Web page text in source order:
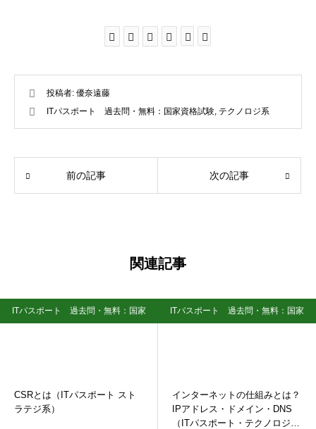
投稿者: 優奈遠藤
ITパスポート 過去問・無料：国家資格試験 テクノロジ系
前の記事 次の記事
関連記事
ITパスポート 過去問・無料：国家
CSRとは（ITパスポート スト
ラテジ系）
ITパスポート 過去問・無料：国家
インターネットの仕組みとは？
IPアドレス・ドメイン・DNS
（ITパスポート・テクノロジ